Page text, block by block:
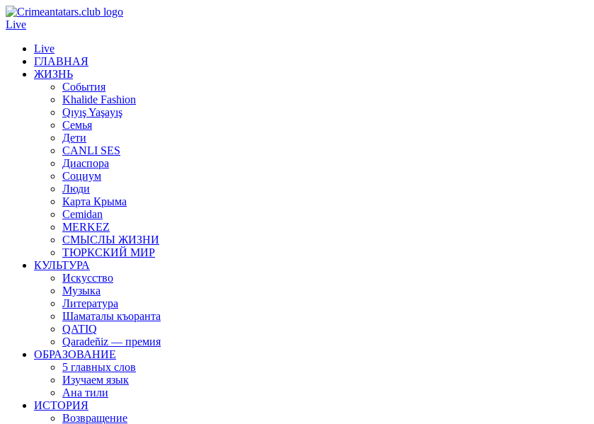
Live
Live
ГЛАВНАЯ
ЖИЗНЬ
События
Khalide Fashion
Qıyış Yaşayış
Семья
Дети
CANLI SES
Диаспора
Социум
Люди
Карта Крыма
Cemidan
МERKEZ
СМЫСЛЫ ЖИЗНИ
ТЮРКСКИЙ МИР
КУЛЬТУРА
Искусство
Музыка
Литература
Шаматалы къоранта
QATIQ
Qaradeñiz — премия
ОБРАЗОВАНИЕ
5 главных слов
Изучаем язык
Ана тили
ИСТОРИЯ
Возвращение